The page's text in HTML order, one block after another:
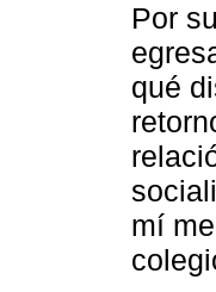
Por
qué
mí